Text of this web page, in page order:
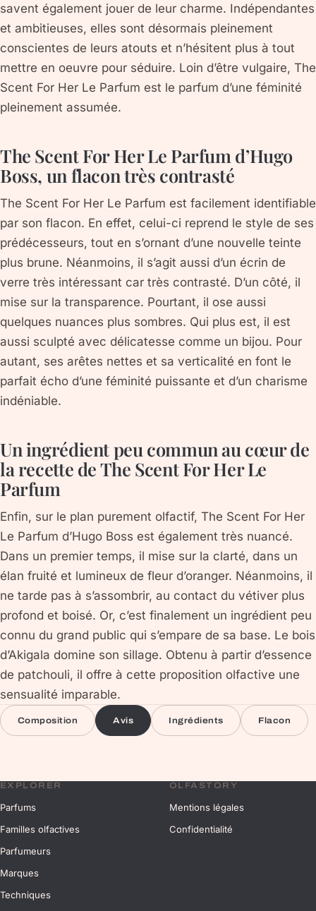
savent également jouer de leur charme. Indépendantes
et ambitieuses, elles sont désormais pleinement
conscientes de leurs atouts et n’hésitent plus à tout
mettre en oeuvre pour séduire. Loin d’être vulgaire, The
Scent For Her Le Parfum est le parfum d’une féminité
pleinement assumée.
The Scent For Her Le Parfum d’Hugo
Boss, un flacon très contrasté
The Scent For Her Le Parfum est facilement identifiable
par son flacon. En effet, celui-ci reprend le style de ses
prédécesseurs, tout en s’ornant d’une nouvelle teinte
plus brune. Néanmoins, il s’agit aussi d’un écrin de
verre très intéressant car très contrasté. D’un côté, il
mise sur la transparence. Pourtant, il ose aussi
quelques nuances plus sombres. Qui plus est, il est
aussi sculpté avec délicatesse comme un bijou. Pour
autant, ses arêtes nettes et sa verticalité en font le
parfait écho d’une féminité puissante et d’un charisme
indéniable.
Un ingrédient peu commun au cœur de
la recette de The Scent For Her Le
Parfum
Enfin, sur le plan purement olfactif, The Scent For Her
Le Parfum d’Hugo Boss est également très nuancé.
Dans un premier temps, il mise sur la clarté, dans un
élan fruité et lumineux de fleur d’oranger. Néanmoins, il
ne tarde pas à s’assombrir, au contact du vétiver plus
profond et boisé. Or, c’est finalement un ingrédient peu
connu du grand public qui s’empare de sa base. Le bois
d’Akigala domine son sillage. Obtenu à partir d’essence
de patchouli, il offre à cette proposition olfactive une
sensualité imparable.
Composition Avis Ingrédients Flacon
EXPLORER
Parfums
Familles olfactives
Parfumeurs
Marques
Techniques
OLFASTORY
Mentions légales
Confidentialité